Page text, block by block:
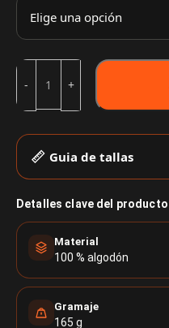
Guia de tallas
Detalles clave del producto
Material
100 % algodón
Gramaje
165 g